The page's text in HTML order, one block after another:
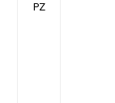
PZ